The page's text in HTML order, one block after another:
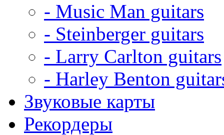
- Music Man guitars
- Steinberger guitars
- Larry Carlton guitars
- Harley Benton
Звуковые карты
Рекордеры